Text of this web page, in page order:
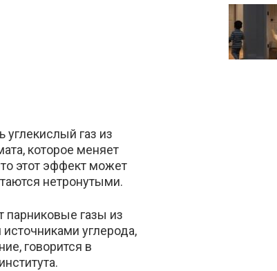
углекислый газ из
которое меняет
этот эффект может
нетронутыми.
парниковые газы из
углерода,
говорится в